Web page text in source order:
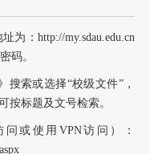
址为：http://my.sdau.edu.cn
码。
搜索或选择“校级文件”，
按标题及文号检索。
或使用VPN访问）：